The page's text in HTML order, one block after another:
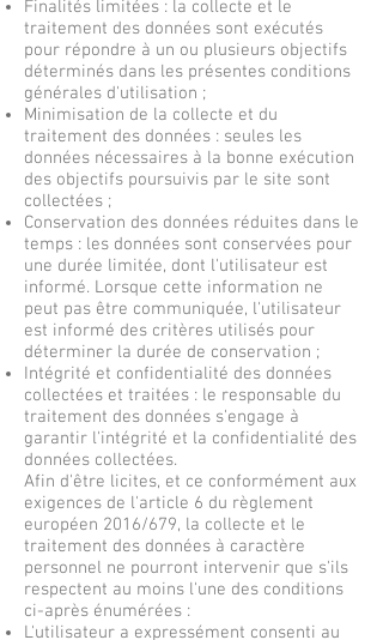
Finalités limitées : la collecte et le
traitement des données sont exécutés
pour répondre à un ou plusieurs objectifs
déterminés dans les présentes conditions
générales d'utilisation ;
Minimisation de la collecte et du
traitement des données : seules les
données nécessaires à la bonne exécution
des objectifs poursuivis par le site sont
collectées ;
Conservation des données réduites dans le
temps : les données sont conservées pour
une durée limitée, dont l'utilisateur est
informé. Lorsque cette information ne
peut pas être communiquée, l'utilisateur
est informé des critères utilisés pour
déterminer la durée de conservation ;
Intégrité et confidentialité des données
collectées et traitées : le responsable du
traitement des données s'engage à
garantir l'intégrité et la confidentialité des
données collectées.
Afin d'être licites, et ce conformément aux
exigences de l'article 6 du règlement
européen 2016/679, la collecte et le
traitement des données à caractère
personnel ne pourront intervenir que s'ils
respectent au moins l'une des conditions
ci-après énumérées :
L'utilisateur a expressément consenti au